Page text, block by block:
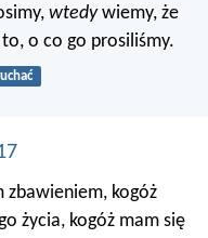
wtedywiemy, że
o co go prosiliśmy.
zbawieniem, kogóż
życia, kogóż mam się